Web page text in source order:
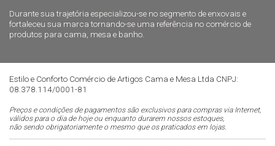
Durante sua trajetória especializou-se no segmento de enxovais e
fortaleceu sua marca tornando-se uma referência no comércio de
produtos para cama, mesa e banho.
Estilo e Conforto Comércio de Artigos Cama e Mesa Ltda CNPJ:
08.378.114/0001-81
Preços e condições de pagamentos são exclusivos para compras via Internet,
válidos para o dia de hoje ou enquanto durarem nossos estoques,
não sendo obrigatoriamente o mesmo que os praticados em lojas.